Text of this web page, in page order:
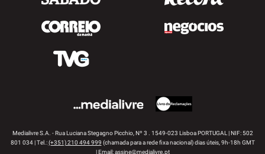
Medialivre S.A. - Rua Luciana Stegagno Picchio, Nº 3 . 1549-023 Lisboa PORTUGAL | NIF: 502
801 034 | Tel.:(+351) 210 494 999 (chamada para a rede fixa nacional) dias úteis, 9h-18h GMT
| Email:assine@medialivre.pt